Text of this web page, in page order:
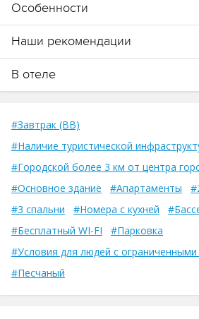
Особенности
Наши рекомендации
В отеле
#Завтрак (BB)
#Наличие туристической
#Городской более 3 км от центра
#Основное здание
#Апартаменты
#3 спальни
#Номера с кухней
#Бесплатный WI-FI
#Парковка
#Условия для людей с
#Песчаный